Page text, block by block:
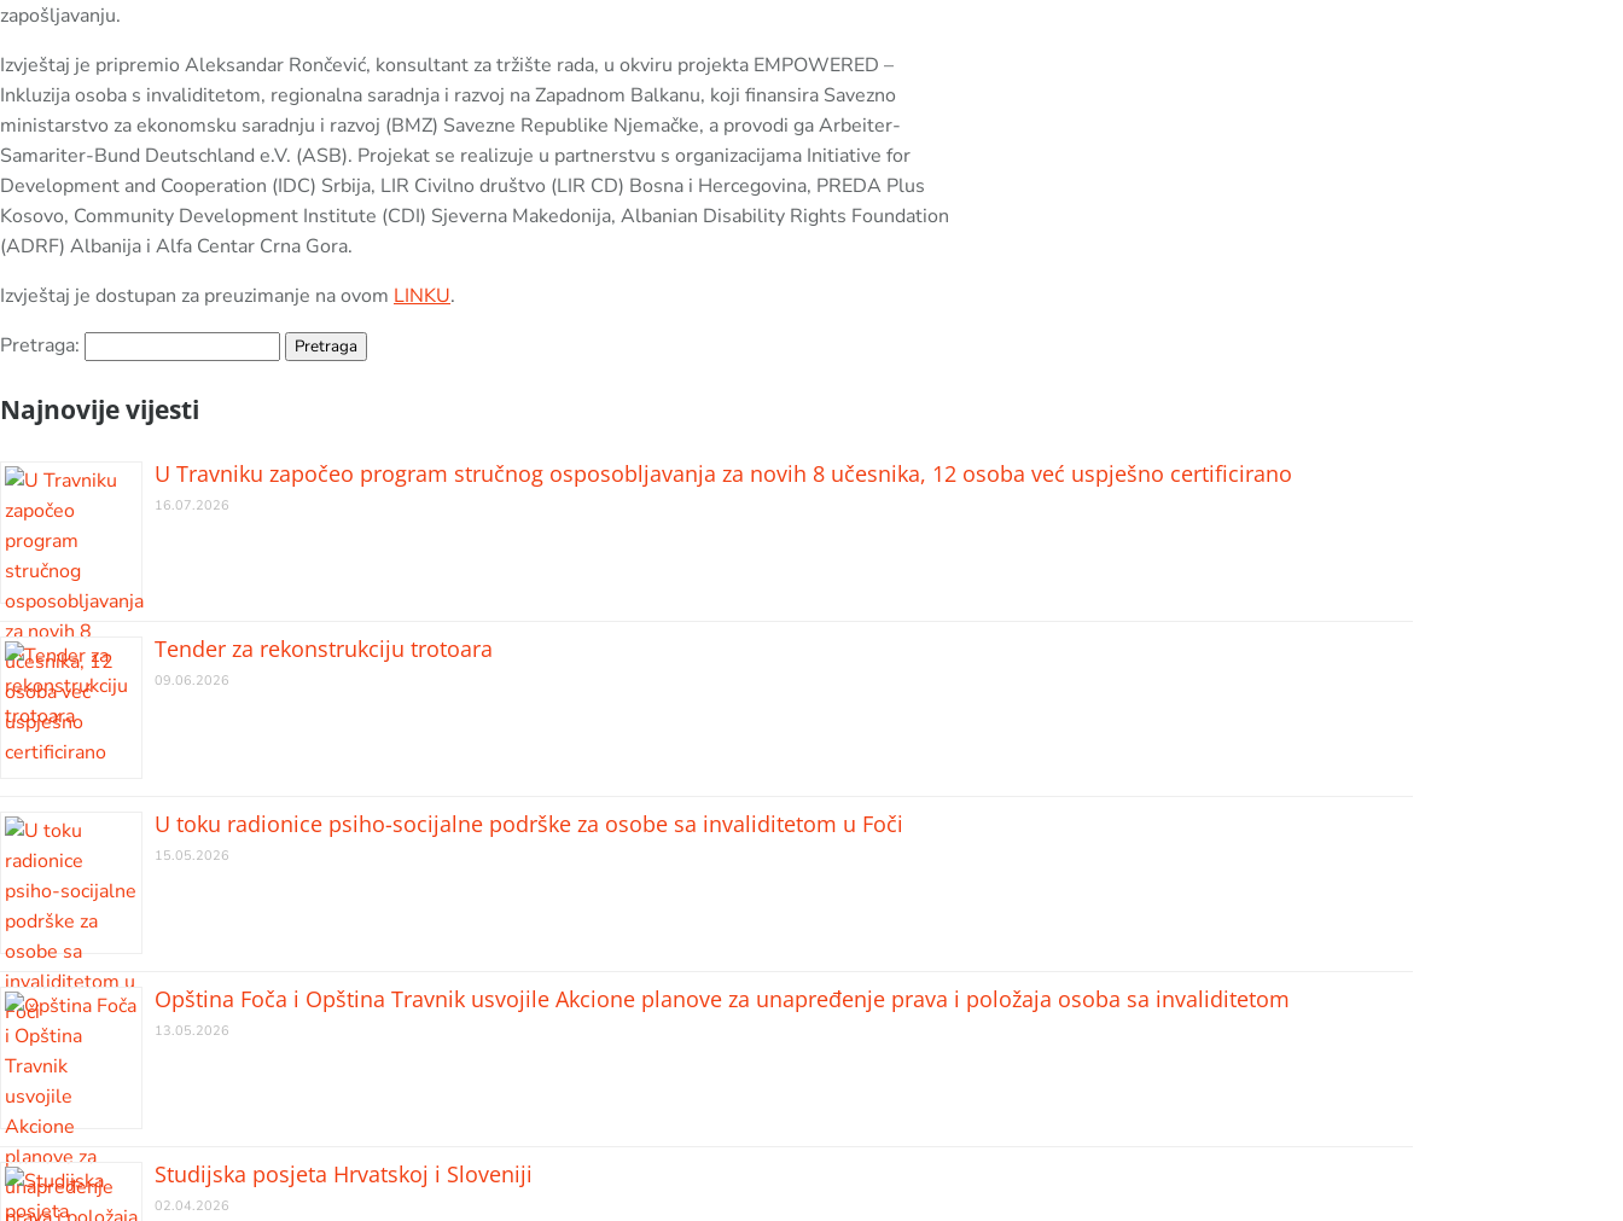
zapošljavanju.
Izvještaj je pripremio Aleksandar Rončević, konsultant za tržište rada, u okviru projekta EMPOWERED –
Inkluzija osoba s invaliditetom, regionalna saradnja i razvoj na Zapadnom Balkanu, koji finansira Savezno
ministarstvo za ekonomsku saradnju i razvoj (BMZ) Savezne Republike Njemačke, a provodi ga Arbeiter-
Samariter-Bund Deutschland e.V. (ASB). Projekat se realizuje u partnerstvu s organizacijama Initiative for
Development and Cooperation (IDC) Srbija, LIR Civilno društvo (LIR CD) Bosna i Hercegovina, PREDA Plus
Kosovo, Community Development Institute (CDI) Sjeverna Makedonija, Albanian Disability Rights Foundation
(ADRF) Albanija i Alfa Centar Crna Gora.
Izvještaj je dostupan za preuzimanje na ovom LINKU.
Pretraga:
Najnovije vijesti
U Travniku započeo program stručnog osposobljavanja za novih 8 učesnika, 12 osoba već uspješno certificirano
16.07.2026
Tender za rekonstrukciju trotoara
09.06.2026
U toku radionice psiho-socijalne podrške za osobe sa invaliditetom u Foči
15.05.2026
Opština Foča i Opština Travnik usvojile Akcione planove za unapređenje prava i položaja osoba sa invaliditetom
13.05.2026
Studijska posjeta Hrvatskoj i Sloveniji
02.04.2026